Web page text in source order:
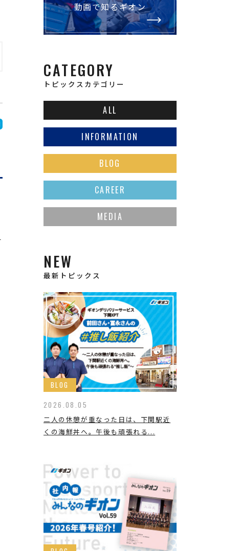
動画で知るギオン
CATEGORY
トピックスカテゴリー
ALL
INFORMATION
BLOG
CAREER
MEDIA
NEW
最新トピックス
BLOG
2026.08.05
二人の休憩が重なった日は、下関駅近
くの海鮮丼へ。午後も頑張れる...